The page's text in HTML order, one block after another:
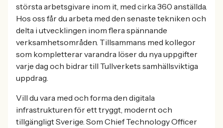
största arbetsgivare inom it, med cirka 360 anställda.
Hos oss får du arbeta med den senaste tekniken och
delta i utvecklingen inom flera spännande
verksamhetsområden. Tillsammans med kollegor
som kompletterar varandra löser du nya uppgifter
varje dag och bidrar till Tullverkets samhällsviktiga
uppdrag.
Vill du vara med och forma den digitala
infrastrukturen för ett tryggt, modernt och
tillgängligt Sverige. Som Chief Technology Officer